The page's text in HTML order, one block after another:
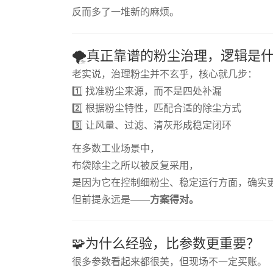
反而多了一堆新的麻烦。
🌪️真正靠谱的粉尘治理，逻辑是什
老实说，治理粉尘并不玄乎，核心就几步：
1️⃣ 找准粉尘来源，而不是四处补漏
2️⃣ 根据粉尘特性，匹配合适的除尘方式
3️⃣ 让风量、过滤、清灰形成稳定闭环
在多数工业场景中，
布袋除尘之所以被反复采用，
是因为它在控制细粉尘、稳定运行方面，确实
但前提永远是——方案得对。
🧩为什么经验，比参数更重要？
很多参数看起来都很美，但现场不一定买账。